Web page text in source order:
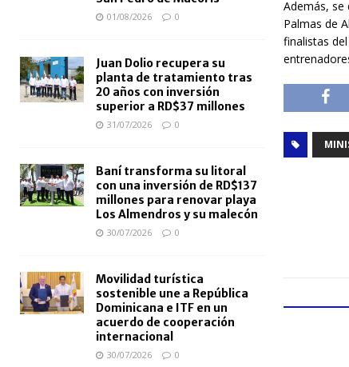
Además, se
Palmas de
finalistas
01/08/2026 0
Juan Dolio recupera su
planta de tratamiento tras
20 años con inversión
superior a RD$37 millones
31/07/2026 0
Baní transforma su litoral
con una inversión de RD$137
millones para renovar playa
Los Almendros y su malecón
30/07/2026 0
Movilidad turística
sostenible une a República
Dominicana e ITF en un
acuerdo de cooperación
internacional
30/07/2026 0